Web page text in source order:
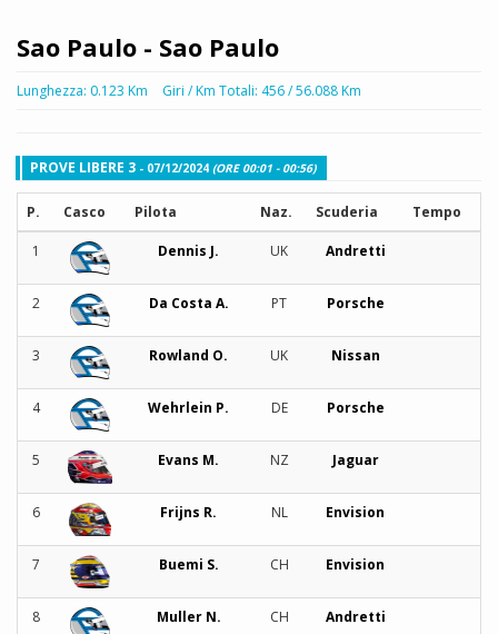
Sao Paulo - Sao Paulo
Lunghezza: 0.123 Km Giri / Km Totali: 456 / 56.088 Km
PROVE LIBERE 3 - 07/12/2024 (ORE 00:01 - 00:56)
P. Casco Pilota Naz. Scuderia Tempo
1 Dennis J. UK Andretti
2 Da Costa A. PT Porsche
3 Rowland O. UK Nissan
4 Wehrlein P. DE Porsche
5 Evans M. NZ Jaguar
6 Frijns R. NL Envision
7 Buemi S. CH Envision
8 Muller N. CH Andretti